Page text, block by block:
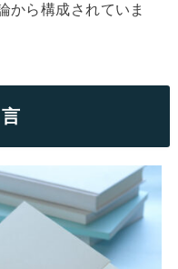
から構成されていま